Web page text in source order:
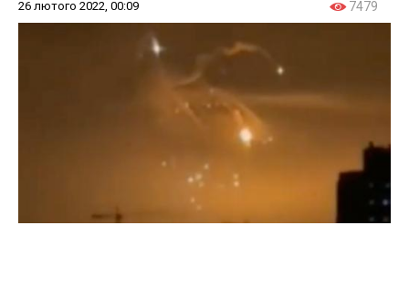
26 лютого 2022, 00:09 7479